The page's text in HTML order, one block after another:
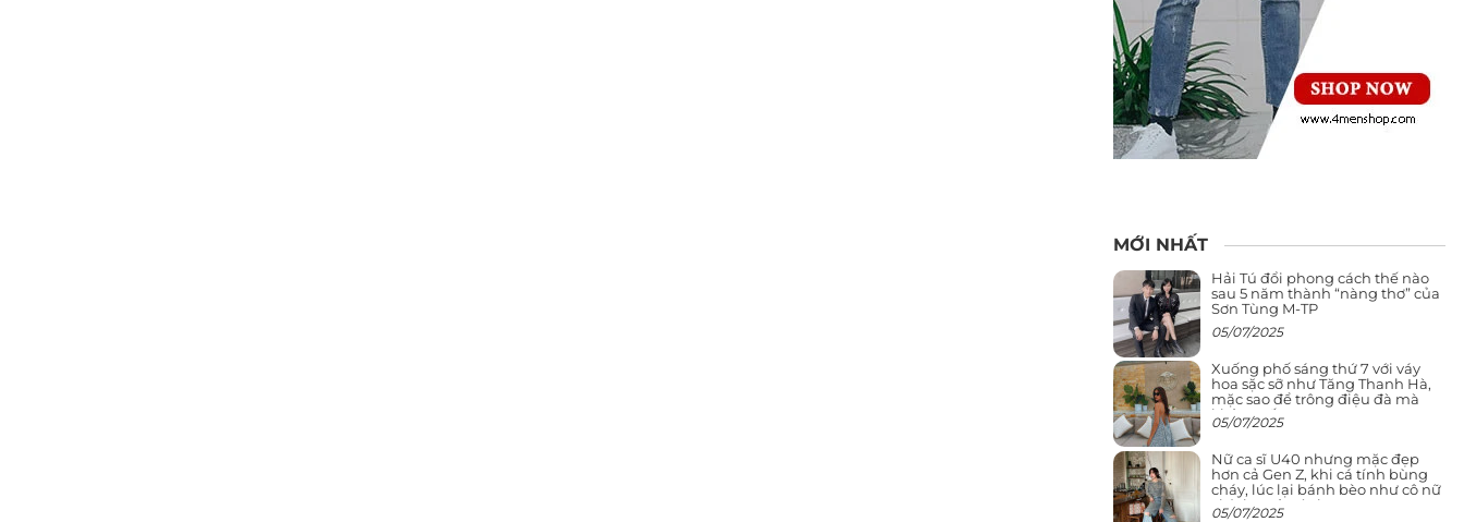
MỚI NHẤT
Hải Tú đổi phong cách thế nào
sau 5 năm thành “nàng thơ” của
Sơn Tùng M-TP
05/07/2025
Xuống phố sáng thứ 7 với váy
hoa sặc sỡ như Tăng Thanh Hà,
mặc sao để trông điệu đà mà
không sến
05/07/2025
Nữ ca sĩ U40 nhưng mặc đẹp
hơn cả Gen Z, khi cá tính bùng
cháy, lúc lại bánh bèo như cô nữ
chính ngôn tình
05/07/2025